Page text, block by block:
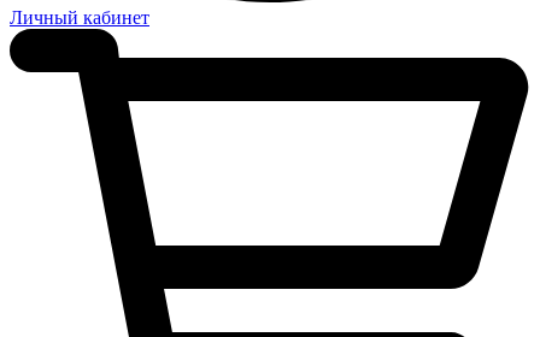
Личный кабинет